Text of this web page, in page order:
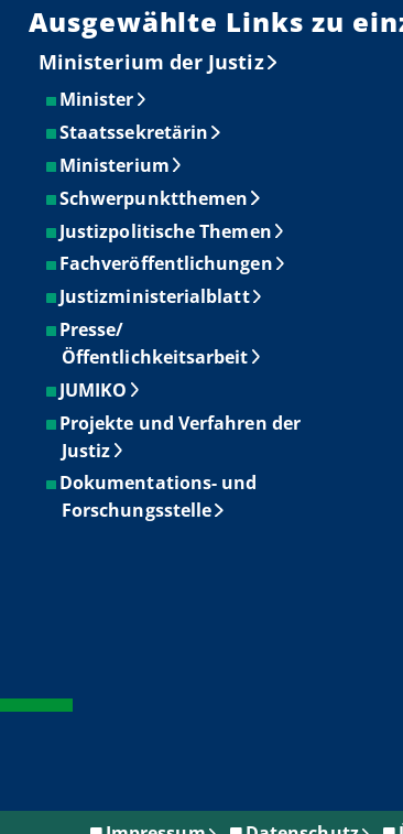
Ausgewählte Links zu
Ministerium der Justiz
Minister
Staatssekretärin
Ministerium
Schwerpunktthemen
Justizpolitische Themen
Fachveröffentlichungen
Justizministerialblatt
Presse/
Öffentlichkeitsarbeit
JUMIKO
Projekte und Verfahren der
Justiz
Dokumentations- und
Forschungsstelle